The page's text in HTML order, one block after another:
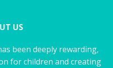
US
been deeply rewarding,
for children and creating